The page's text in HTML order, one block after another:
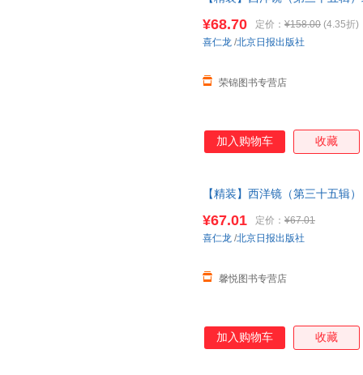
正版图书 请放心下单，本店所
¥68.70 定价： ¥158.00 (4.35折)
荣锦图书专营店
喜仁龙 /北京日报出版社
加入购物车 收藏
【精装】西洋镜（第三十五辑
联系在线当当客服
¥67.01 定价： ¥67.01
馨悦图书专营店
喜仁龙 /北京日报出版社
加入购物车 收藏